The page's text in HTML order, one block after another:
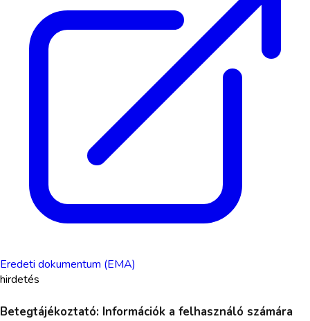
Eredeti dokumentum (EMA)
hirdetés
Betegtájékoztató: Információk a felhasználó számára